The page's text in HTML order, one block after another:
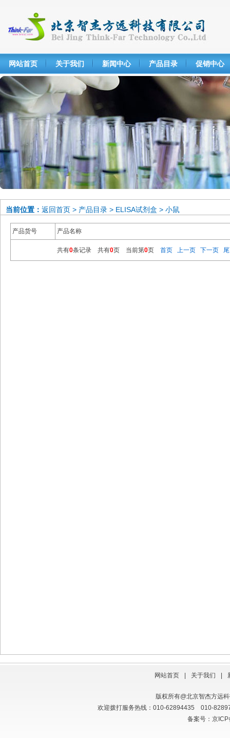
网站首页 关于我们 新闻中心 产品目录 促销中心
当前位置： 返回首页 > 产品目录 > ELISA试剂盒 > 小鼠
产品货号 产品名称
共有0条记录 共有0页 当前第0页 首页 上一页 下一页
网站首页 关于我们
版权所有@北京智杰方
欢迎拨打服务热线：010-62894435 010-
备案号：京